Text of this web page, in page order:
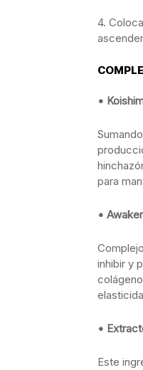
4.
•
para
•
inhibir y
•
Este